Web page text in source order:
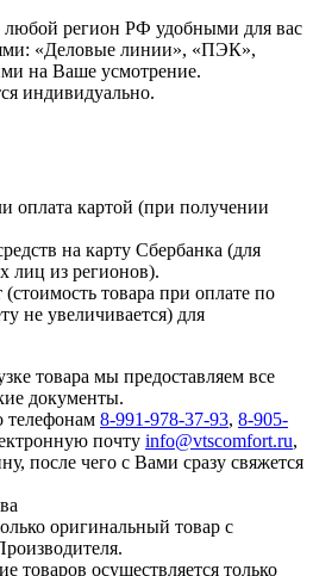
любой регион РФ удобными для вас
«Деловые линии», «ПЭК»,
на Ваше усмотрение.
индивидуально.
оплата картой (при получении
на карту Сбербанка (для
лиц из регионов).
товара при оплате по
не увеличивается) для
товара мы предоставляем все
документы.
телефонам 8-991-978-37-93, 8-905-
почту info@vtscomfort.ru,
после чего с Вами сразу свяжется
оригинальный товар с
товаров осуществляется только